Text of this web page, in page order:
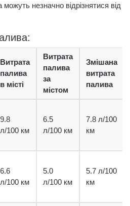
незначно відрізнятися від
Витрата
палива
в місті
Витрата
палива
за
містом
Змішана
витрата
палива
9.8
л/100 км
6.5
л/100 км
7.8 л/100
км
6.6
л/100 км
5.0
л/100 км
5.7 л/100
км